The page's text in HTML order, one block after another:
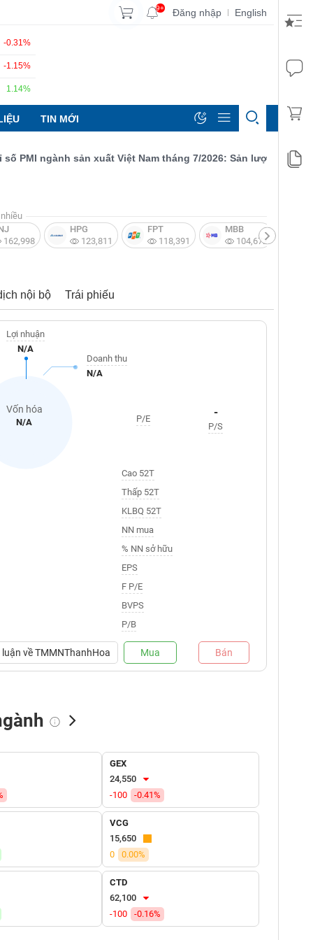
9+ Đăng nhập | English
-0.31%
-1.15%
1.14%
TIN MỚI
ngành sản xuất Việt Nam tháng 7/2026: Sản lượng, số
162,998
HPG
123,811
FPT
118,391
MBB
104,672
nội bộ Trái phiếu
Vốn hóa
N/A
Lợi nhuận
N/A
Doanh thu
N/A
P/E -
P/S
Cao 52T
Thấp 52T
KLBQ 52T
NN mua
% NN sở hữu
EPS
F P/E
BVPS
P/B
vềTMMNThanhHoa Mua Bán
Tự doanh mua
GEX
24,550
-100
-0.41%
VCG
15,650
0
0.00%
CTD
62,100
-100
-0.16%